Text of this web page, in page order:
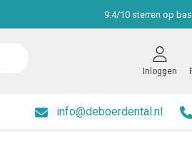
9.4/10 sterren op
Inloggen
info@deboerdental.nl